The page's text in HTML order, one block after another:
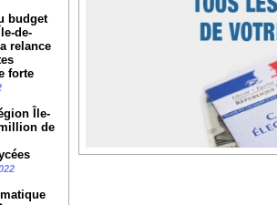
budget
de-
relance
forte
Île-
de